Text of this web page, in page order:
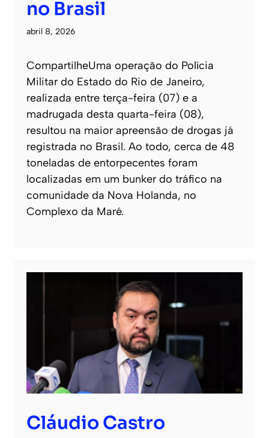
no Brasil
abril 8, 2026
CompartilheUma operação do Polícia
Militar do Estado do Rio de Janeiro,
realizada entre terça-feira (07) e a
madrugada desta quarta-feira (08),
resultou na maior apreensão de drogas já
registrada no Brasil. Ao todo, cerca de 48
toneladas de entorpecentes foram
localizadas em um bunker do tráfico na
comunidade da Nova Holanda, no
Complexo da Maré.
Cláudio Castro